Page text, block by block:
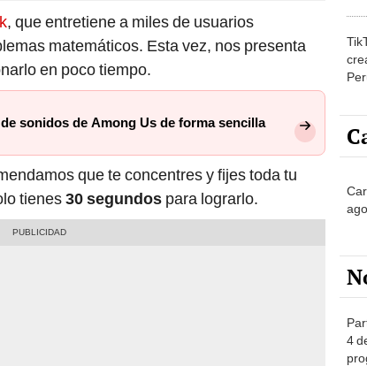
, que entretiene a miles de usuarios
matemáticos. Esta vez, nos presenta
en poco tiempo.
sonidos de Among Us de forma sencilla
que te concentres y fijes toda tu
tienes30 segundos para lograrlo.
4